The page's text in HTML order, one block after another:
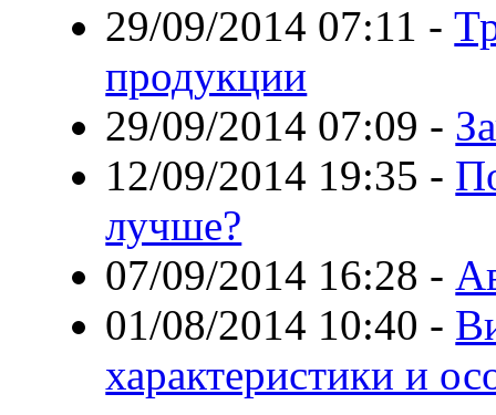
29/09/2014 07:11 -
продукции
29/09/2014 07:09 -
12/09/2014 19:35 -
лучше?
07/09/2014 16:28 -
01/08/2014 10:40 -
характеристики и